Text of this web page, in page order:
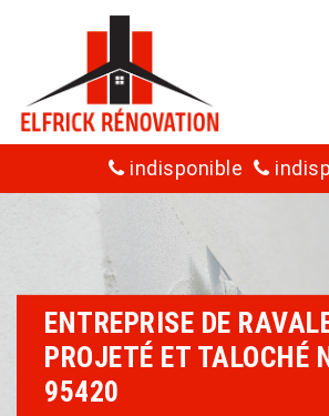
indisponible
ENTREPRISE DE
PROJETÉ ET TALOCHÉ
95420